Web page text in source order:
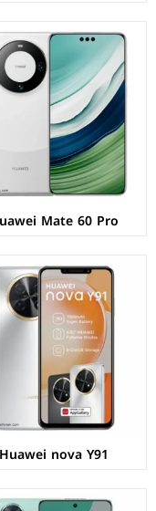
Mate 60 Pro
Huawei nova Y91
الشاشة:IPS LCD بحجم 6.95 بوصة بدقة FHD+
المعالج:Qualcomm Snapdragon 680G 4G
الكاميرات: خلفية 50+2 م.ب / امامية 8 م.ب
الذاكرة+الرام:
نظام التشغيل:Android 12 بدون خدمات جوجل
البطارية:7000 مللي امبير - 22.5 واط
عرض المواصفات ←
الشاشة:IPS LCD بحجم 6.8 بوصة بدقة FHD+
المعالج:
الكاميرات:خلفية 48+2 م.ب / امامية 16 م.ب
الذاكرة+الرام:128/256 + 8 جيجابايت
نظام التشغيل:
البطارية:5000 مللي امبير - 40 واط
عرض المواصفات ←